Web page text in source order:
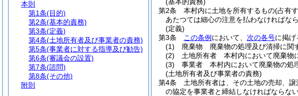
第2条
本村内に土地を所有するもの(占有
あたつては細心の注意を払わなければなら
(定義)
第3条
この条例 において、 次の各号に掲
(1)
廃棄物 廃棄物の処理及び清掃に関
(2)
土地所有者 本村内において廃棄物
(3)
事業者 本村内において廃棄物の処
(土地所有者及び事業者の責務)
第4条
土地所有者は、その土地の売却、
の協定を事業者と締結しなければならない
本則
第1条(目的)
第2条(基本的責務)
第3条(定義)
第4条(土地所有者及び事業者の責務)
第5条(事業者に対する指導及び勧告)
第6条(審議会の設置)
第7条(諮問)
第8条(その他)
附則